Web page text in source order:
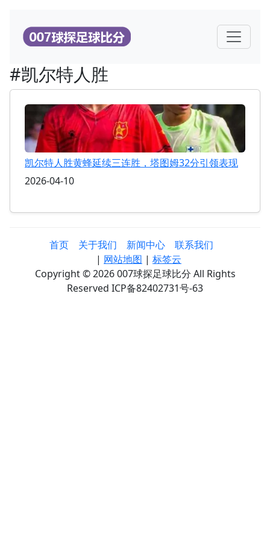
#凯尔特人胜
凯尔特人胜黄蜂延续三连胜，塔图姆32分引领表现
2026-04-10
首页 关于我们 新闻中心
联系我们
| 网站地图 | 标签云
Copyright © 2026 007球探足球比分 All Rights
Reserved ICP备82402731号-63